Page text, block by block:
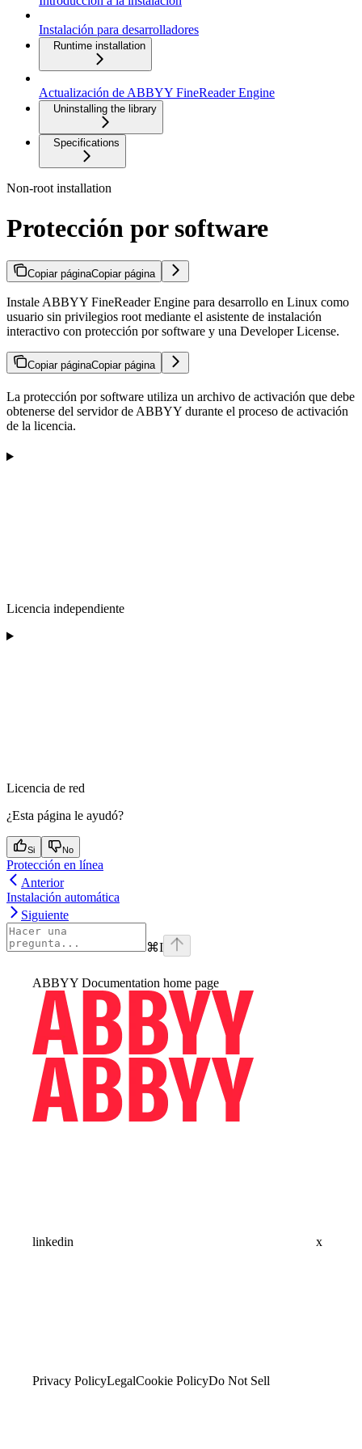
Instalación para desarrolladores
Runtime installation
Actualización de ABBYY FineReader Engine
Uninstalling the library
Specifications
Non-root installation
Protección por software
Copiar páginaCopiar página
Instale ABBYY FineReader Engine para desarrollo en Linux como
usuario sin privilegios root mediante el asistente de instalación
interactivo con protección por software y una Developer License.
Copiar páginaCopiar página
La protección por software utiliza un archivo de activación que debe
obtenerse del servidor de ABBYY durante el proceso de activación
de la licencia.
Licencia independiente
Licencia de red
¿Esta página le ayudó?
Si No
Protección en línea
Anterior
Instalación automática
Siguiente
⌘I
ABBYY Documentation home page
linkedin x
Privacy PolicyLegalCookie PolicyDo Not Sell